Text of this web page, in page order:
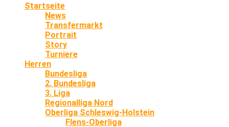
Startseite
News
Transfermarkt
Portrait
Story
Turniere
Herren
Bundesliga
2. Bundesliga
3. Liga
Regionalliga Nord
Oberliga Schleswig-Holstein
Flens-Oberliga